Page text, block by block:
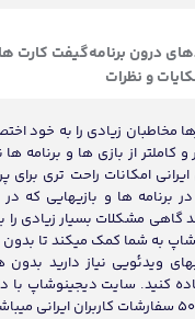
درون برنامهگیفت کارت ها
و نظرات
مخاطبان زیادی را به خود
و کاملتر از بازی ها و برنامه ها
ایرانی امکانات راحت تری برای
برنامه ها و بازیهایی که
گاهی مشکلات بسیار زیادی
به شما کمک میکند تا بدون
ویدئویی نیاز دارید
کنید. سایت دیجینوشاپ با